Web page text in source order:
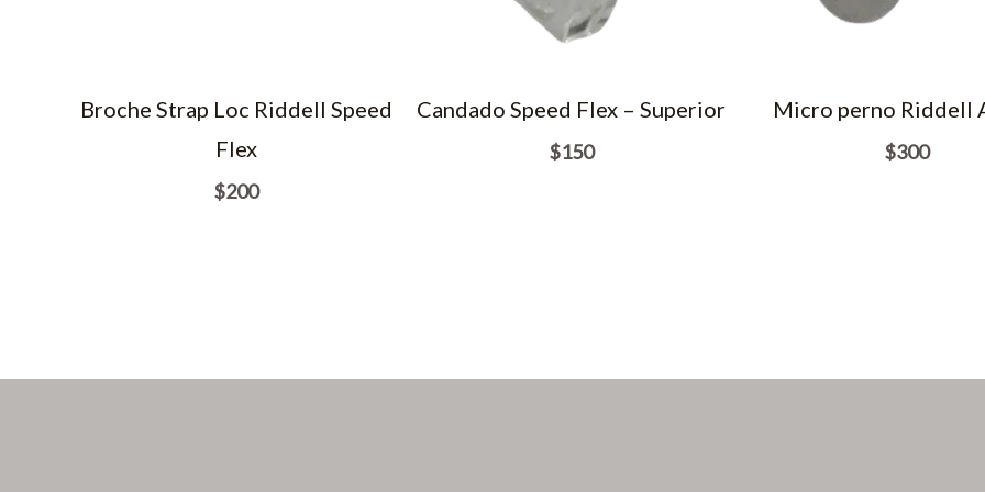
Broche Strap Loc Riddell Speed
Flex
$200
Candado Speed Flex – Superior
$150
Micro perno Riddell
$300